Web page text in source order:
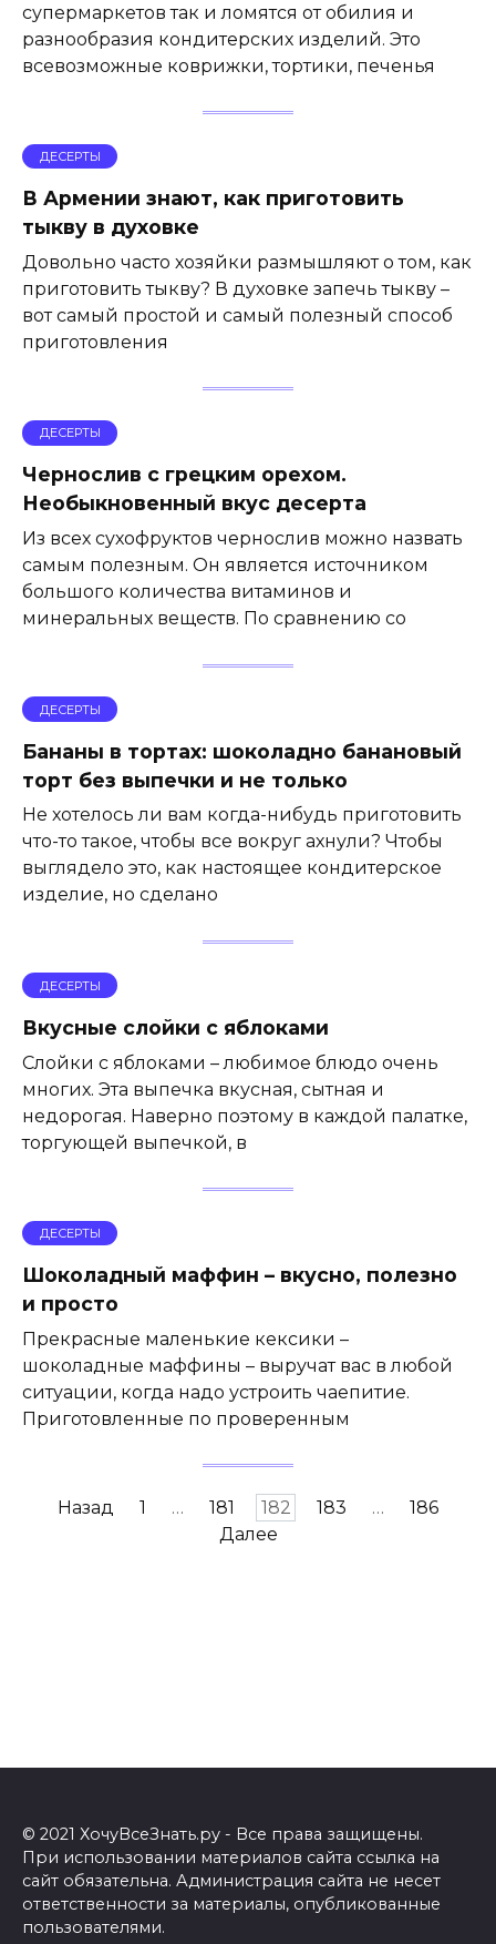
супермаркетов так и ломятся от обилия и
разнообразия кондитерских изделий. Это
всевозможные коврижки, тортики, печенья
ДЕСЕРТЫ
В Армении знают, как приготовить
тыкву в духовке
Довольно часто хозяйки размышляют о том, как
приготовить тыкву? В духовке запечь тыкву –
вот самый простой и самый полезный способ
приготовления
ДЕСЕРТЫ
Чернослив с грецким орехом.
Необыкновенный вкус десерта
Из всех сухофруктов чернослив можно назвать
самым полезным. Он является источником
большого количества витаминов и
минеральных веществ. По сравнению со
ДЕСЕРТЫ
Бананы в тортах: шоколадно банановый
торт без выпечки и не только
Не хотелось ли вам когда-нибудь приготовить
что-то такое, чтобы все вокруг ахнули? Чтобы
выглядело это, как настоящее кондитерское
изделие, но сделано
ДЕСЕРТЫ
Вкусные слойки с яблоками
Слойки с яблоками – любимое блюдо очень
многих. Эта выпечка вкусная, сытная и
недорогая. Наверно поэтому в каждой палатке,
торгующей выпечкой, в
ДЕСЕРТЫ
Шоколадный маффин – вкусно, полезно
и просто
Прекрасные маленькие кексики –
шоколадные маффины – выручат вас в любой
ситуации, когда надо устроить чаепитие.
Приготовленные по проверенным
Навигация
Назад 1 … 181 182 183 …
186
Далее
© 2021 ХочуВсеЗнать.ру - Все права защищены.
При использовании материалов сайта ссылка на
сайт обязательна. Администрация сайта не несет
ответственности за материалы, опубликованные
пользователями.